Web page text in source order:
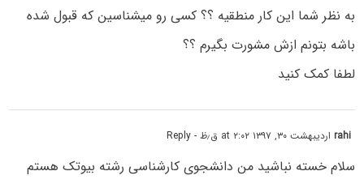
به نظر شما این کار منطقیه ؟؟ کسی رو میشناسین که قبول شده
باشه بتونم ازش مشورت بگیرم ؟؟
لطفا کمک کنید
rahiاردیبهشت ۳۰, ۱۳۹۷ at ۲:۰۲ ق٫ظ - Reply
سلام خسته نباشید من دانشجوی کارشناسی رشته بیوتک هستم